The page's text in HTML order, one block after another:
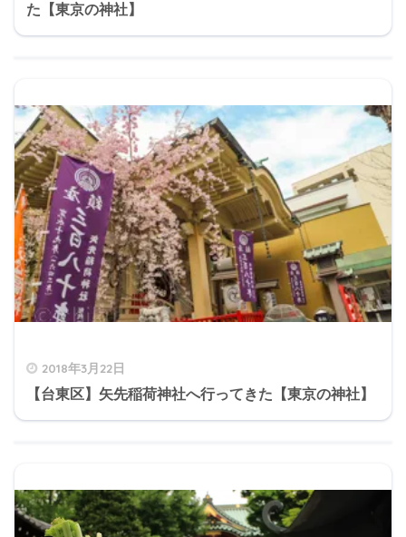
た【東京の神社】
2018年3月22日
【台東区】矢先稲荷神社へ行ってきた【東京の神社】